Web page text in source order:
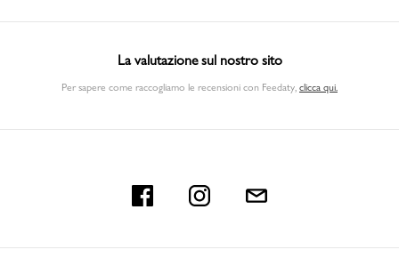
La valutazione sul nostro sito
Per sapere come raccogliamo le recensioni con Feedaty clicca qui.